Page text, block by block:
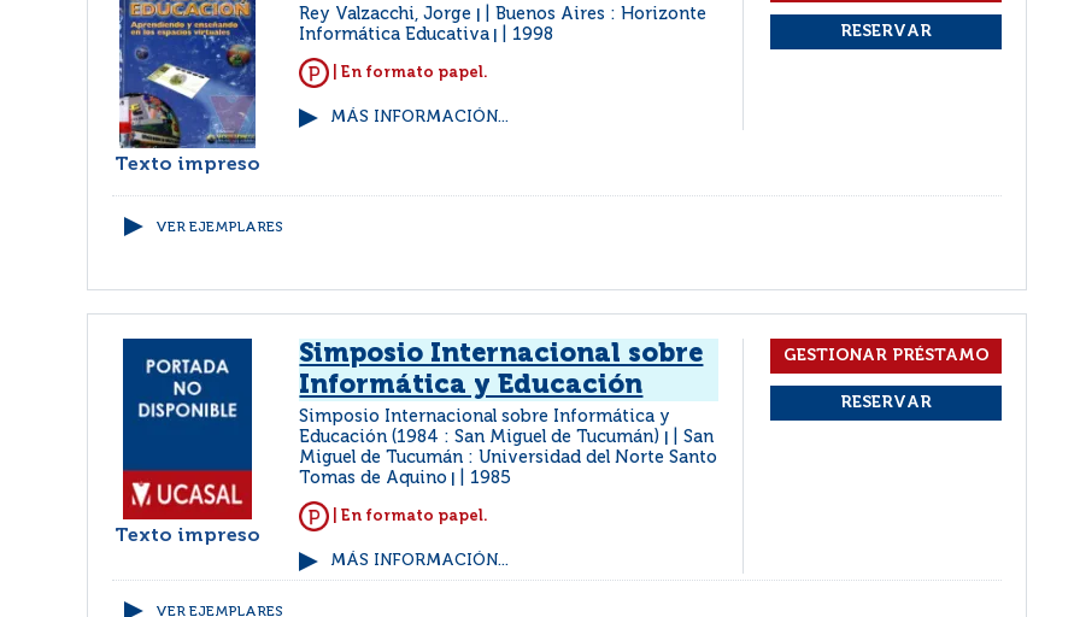
Texto impreso
Rey Valzacchi, Jorge
Buenos Aires : Horizonte
Informática Educativa
1998
| En formato papel.
MÁS INFORMACIÓN...
VER EJEMPLARES
Texto impreso
Simposio Internacional sobre
Informática y Educación
Simposio Internacional sobre Informática y
Educación (1984 : San Miguel de Tucumán)
San
Miguel de Tucumán : Universidad del Norte Santo
Tomas de Aquino
1985
| En formato papel.
MÁS INFORMACIÓN...
VER EJEMPLARES